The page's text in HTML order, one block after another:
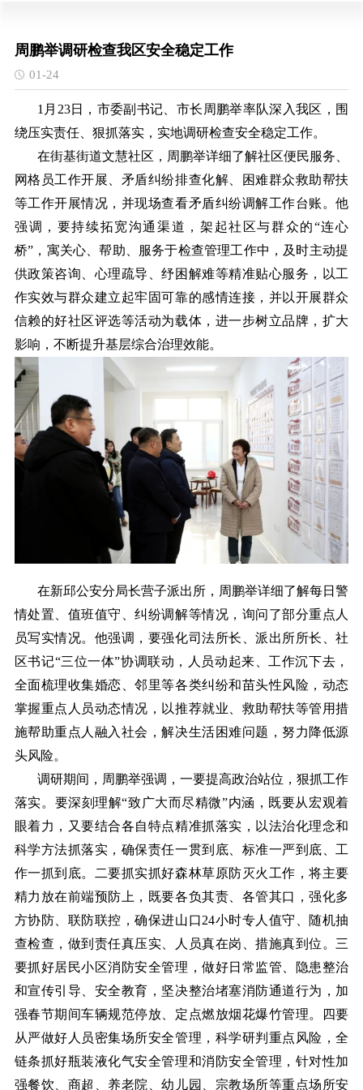
周鹏举调研检查我区安全稳定工作
01-24
1月23日，市委副书记、市长周鹏举率队深入我区，围
绕压实责任、狠抓落实，实地调研检查安全稳定工作。
在街基街道文慧社区，周鹏举详细了解社区便民服务、
网格员工作开展、矛盾纠纷排查化解、困难群众救助帮扶
等工作开展情况，并现场查看矛盾纠纷调解工作台账。他
强调，要持续拓宽沟通渠道，架起社区与群众的“连心
桥”，寓关心、帮助、服务于检查管理工作中，及时主动提
供政策咨询、心理疏导、纾困解难等精准贴心服务，以工
作实效与群众建立起牢固可靠的感情连接，并以开展群众
信赖的好社区评选等活动为载体，进一步树立品牌，扩大
影响，不断提升基层综合治理效能。
在新邱公安分局长营子派出所，周鹏举详细了解每日警
情处置、值班值守、纠纷调解等情况，询问了部分重点人
员写实情况。他强调，要强化司法所长、派出所所长、社
区书记“三位一体”协调联动，人员动起来、工作沉下去，
全面梳理收集婚恋、邻里等各类纠纷和苗头性风险，动态
掌握重点人员动态情况，以推荐就业、救助帮扶等管用措
施帮助重点人融入社会，解决生活困难问题，努力降低源
头风险。
调研期间，周鹏举强调，一要提高政治站位，狠抓工作
落实。要深刻理解“致广大而尽精微”内涵，既要从宏观着
眼着力，又要结合各自特点精准抓落实，以法治化理念和
科学方法抓落实，确保责任一贯到底、标准一严到底、工
作一抓到底。二要抓实抓好森林草原防灭火工作，将主要
精力放在前端预防上，既要各负其责、各管其口，强化多
方协防、联防联控，确保进山口24小时专人值守、随机抽
查检查，做到责任真压实、人员真在岗、措施真到位。三
要抓好居民小区消防安全管理，做好日常监管、隐患整治
和宣传引导、安全教育，坚决整治堵塞消防通道行为，加
强春节期间车辆规范停放、定点燃放烟花爆竹管理。四要
从严做好人员密集场所安全管理，科学研判重点风险，全
链条抓好瓶装液化气安全管理和消防安全管理，针对性加
强餐饮、商超、养老院、幼儿园、宗教场所等重点场所安